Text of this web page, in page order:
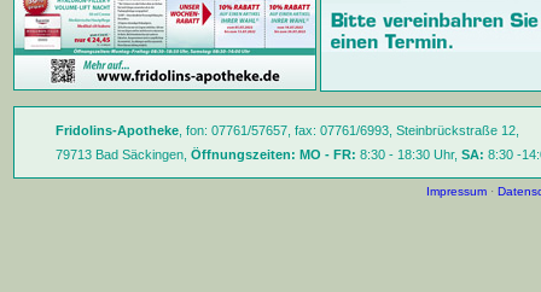
Fridolins-Apotheke, fon: 07761/57657, fax: 07761/6993, Steinbrückstraße 12,
79713 Bad Säckingen, Öffnungszeiten: MO - FR: 8:30 - 18:30 Uhr, SA: 8:30 -
Impressum·